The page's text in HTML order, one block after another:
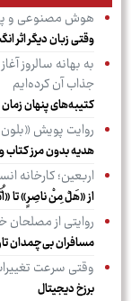
هوش مصنوعی و
وقتی زبان دیگر اثر
به بهانه سالروز
جذاب آن کرده‌ایم
کتیبه‌های پنهان زمان
روایت پویش
هدیه بدون مرز کتاب
اربعین؛ کارخانه
از «هَلْ مِنْ ناصِرٍ» تا
روایتی از مصلحان
مسافران بی‌چمدان
وقتی سرعت
برزخ دیجیتال